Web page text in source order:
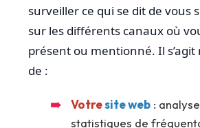
surveiller ce qui se dit de vous
sur les différents canaux où
présent ou mentionné. Il
de :
Votresite web :
statistiques de